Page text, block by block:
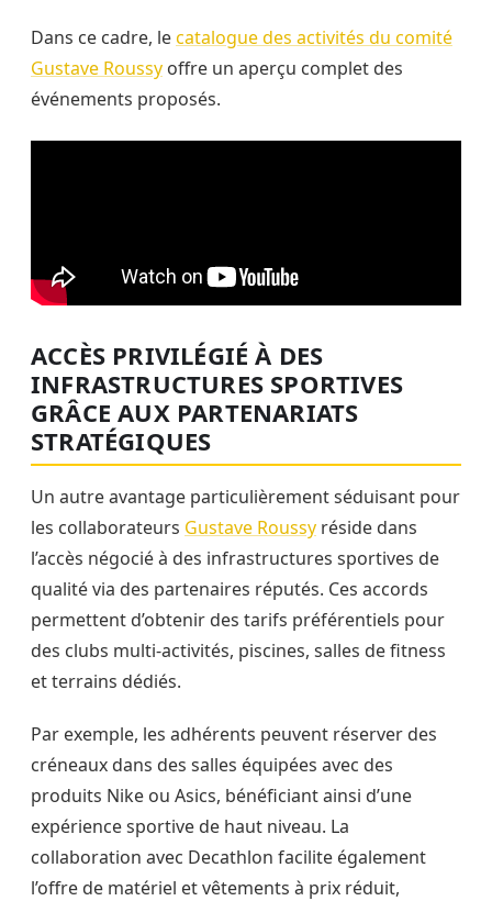
Dans ce cadre, lecatalogue des activités du comité
Gustave Roussy offre un aperçu complet des
événements proposés.
ACCÈS PRIVILÉGIÉ À DES
INFRASTRUCTURES SPORTIVES
GRÂCE AUX PARTENARIATS
STRATÉGIQUES
Un autre avantage particulièrement séduisant pour
les collaborateurs Gustave Roussy réside dans
l’accès négocié à des infrastructures sportives de
qualité via des partenaires réputés. Ces accords
permettent d’obtenir des tarifs préférentiels pour
des clubs multi-activités, piscines, salles de fitness
et terrains dédiés.
Par exemple, les adhérents peuvent réserver des
créneaux dans des salles équipées avec des
produits Nike ou Asics, bénéficiant ainsi d’une
expérience sportive de haut niveau. La
collaboration avec Decathlon facilite également
l’offre de matériel et vêtements à prix réduit,